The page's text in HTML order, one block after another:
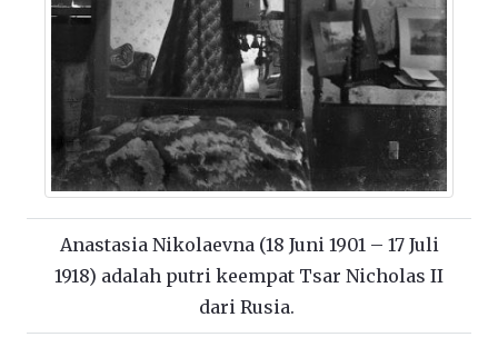
Anastasia Nikolaevna (18 Juni 1901 – 17 Juli
1918) adalah putri keempat Tsar Nicholas II
dari Rusia.